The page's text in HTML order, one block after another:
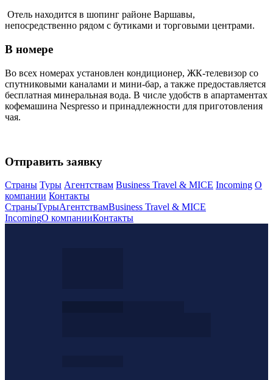
Отель находится в шопинг районе Варшавы,
непосредственно рядом с бутиками и торговыми центрами.
В номере
Во всех номерах установлен кондиционер, ЖК-телевизор со
спутниковыми каналами и мини-бар, а также предоставляется
бесплатная минеральная вода. В числе удобств в апартаментах
кофемашина Nespresso и принадлежности для приготовления
чая.
Отправить заявку
Страны Туры Агентствам Business Travel & MICE Incoming О
компании Контакты
СтраныТурыАгентствамBusiness Travel & MICE
IncomingО компанииКонтакты